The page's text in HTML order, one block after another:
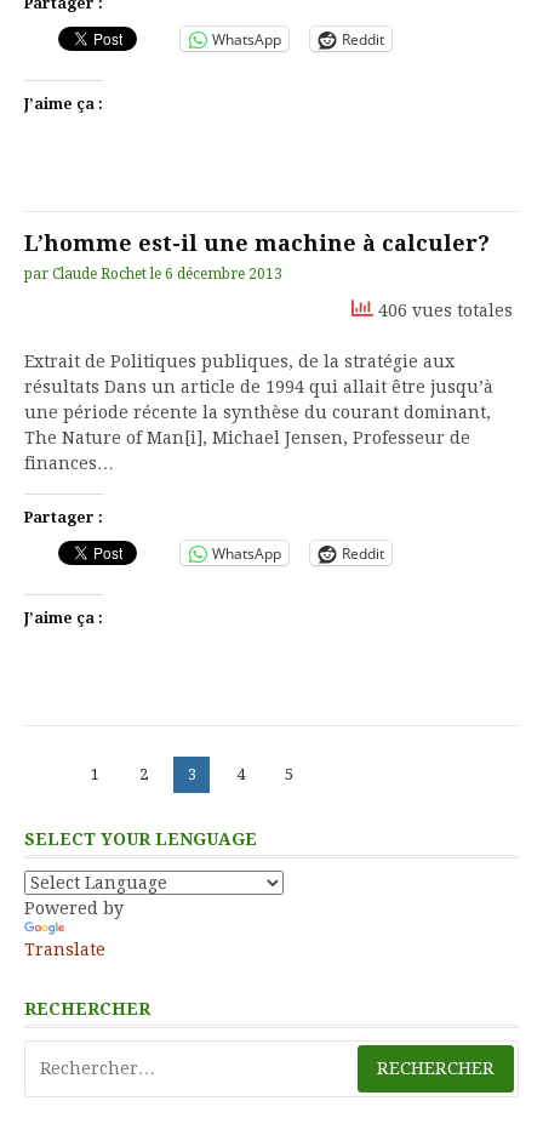
Partager :
WhatsApp Reddit
J’aime ça :
L’homme est-il une machine à calculer?
par Claude Rochet le 6 décembre 2013
406 vues totales
Extrait de Politiques publiques, de la stratégie aux
résultats Dans un article de 1994 qui allait être jusqu’à
une période récente la synthèse du courant dominant,
The Nature of Man[i], Michael Jensen, Professeur de
finances…
Partager :
WhatsApp Reddit
J’aime ça :
Pagination
publications
Page
1 Page
2 Page
3 Page
4 Page
5
SELECT YOUR LENGUAGE
Powered by
Translate
RECHERCHER